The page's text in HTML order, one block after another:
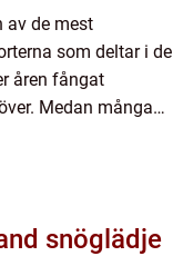
av de mest
som deltar i de
åren fångat
Medan många